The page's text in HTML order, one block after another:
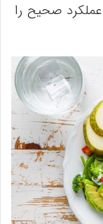
عملکرد صحیح را